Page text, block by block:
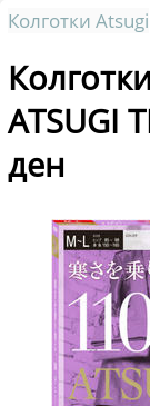
Колготки Atsugi
ATSUGI
ден